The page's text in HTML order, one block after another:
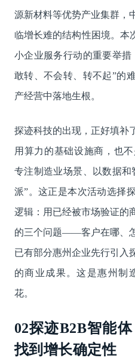
源新材料等优势产业集群，
临增长难的结构性困境。本
小企业服务行动的重要举
敢转、不会转、转不起”的
产经营中落地生根。
探迹科技的出现，正好填补
用算力的基础设施商，也
专注制造业场景、以数据
派”。这正是本次活动选择
逻辑：用已经被市场验证的
的三个问题——客户在哪、
已有部分惠州企业先行引入
的商业成果。这是惠州制
花。
02探迹B2B智能
找到增长确定性